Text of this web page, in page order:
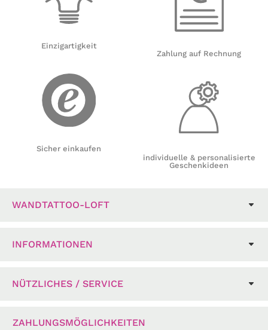
Einzigartigkeit
Sicher einkaufen
Zahlung auf Rechnung
individuelle & personalisierte
Geschenkideen
WANDTATTOO-LOFT
INFORMATIONEN
NÜTZLICHES / SERVICE
ZAHLUNGSMÖGLICHKEITEN